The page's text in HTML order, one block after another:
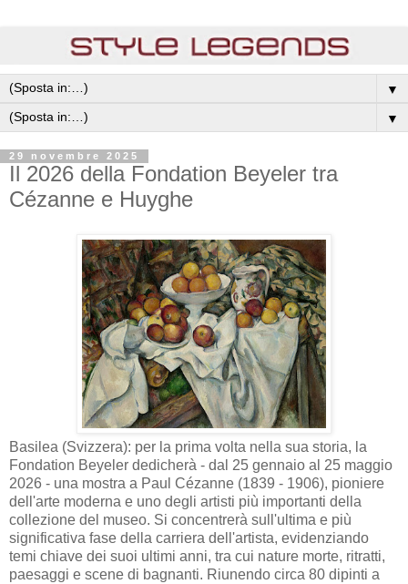
▼
▼
29 novembre 2025
Il 2026 della Fondation Beyeler tra
Cézanne e Huyghe
Basilea (Svizzera): per la prima volta nella sua storia, la
Fondation Beyeler dedicherà - dal 25 gennaio al 25 maggio
2026 - una mostra a Paul Cézanne (1839 - 1906), pioniere
dell'arte moderna e uno degli artisti più importanti della
collezione del museo. Si concentrerà sull'ultima e più
significativa fase della carriera dell'artista, evidenziando
temi chiave dei suoi ultimi anni, tra cui nature morte, ritratti,
paesaggi e scene di bagnanti. Riunendo circa 80 dipinti a